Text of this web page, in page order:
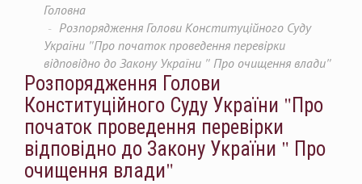
Головна
Розпорядження Голови Конституційного Суду
України "Про початок проведення перевірки
відповідно до Закону України " Про очищення влади"
Розпорядження Голови
Конституційного Суду України "Про
початок проведення перевірки
відповідно до Закону України " Про
очищення влади"